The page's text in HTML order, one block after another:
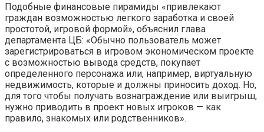
Подобные финансовые пирамиды «привлекают
граждан возможностью легкого заработка и своей
простотой, игровой формой», объяснил глава
департамента ЦБ: «Обычно пользователь может
зарегистрироваться в игровом экономическом проекте
с возможностью вывода средств, покупает
определенного персонажа или, например, виртуальную
недвижимость, которые и должны приносить доход. Но,
для того чтобы получать вознаграждение или выигрыш,
нужно приводить в проект новых игроков — как
правило, знакомых или родственников».